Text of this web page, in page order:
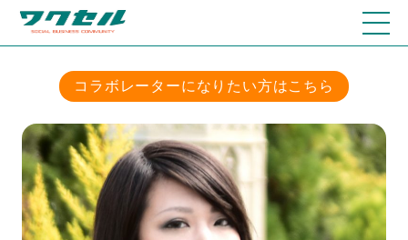
コラボレーターになりたい方はこちら